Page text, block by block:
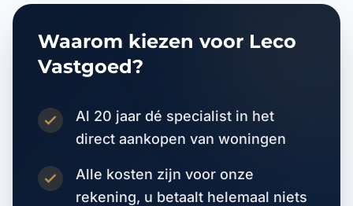
Waarom kiezen voor Leco
Vastgoed?
Al 20 jaar dé specialist in het
direct aankopen van woningen
Alle kosten zijn voor onze
rekening, u betaalt helemaal niets